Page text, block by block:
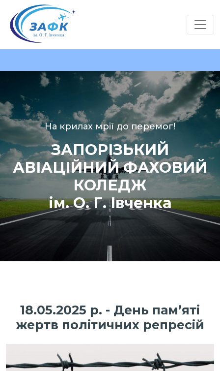
На крилах мрії до перемог!
ЗАПОРІЗЬКИЙ
АВІАЦІЙНИЙ ФАХОВИЙ
КОЛЕДЖ
ім. О. Г. Івченка
18.05.2025 р. - День пам’яті
жертв політичних репресій